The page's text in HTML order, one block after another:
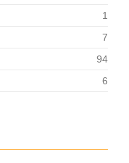
1
7
94
6